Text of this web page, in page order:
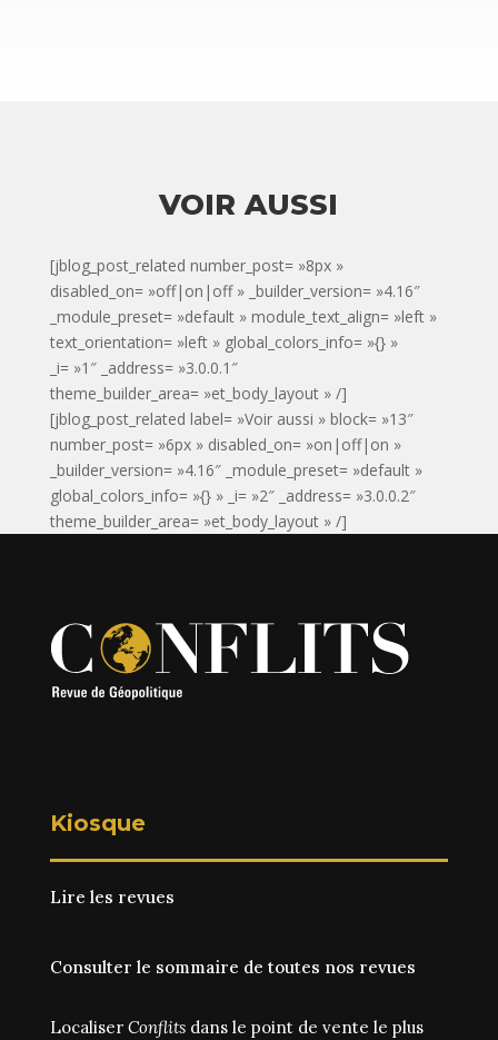
VOIR AUSSI
[jblog_post_related number_post= »8px »
disabled_on= »off|on|off » _builder_version= »4.16″
_module_preset= »default » module_text_align= »left »
text_orientation= »left » global_colors_info= »{} »
_i= »1″ _address= »3.0.0.1″
theme_builder_area= »et_body_layout » /]
[jblog_post_related label= »Voir aussi » block= »13″
number_post= »6px » disabled_on= »on|off|on »
_builder_version= »4.16″ _module_preset= »default »
global_colors_info= »{} » _i= »2″ _address= »3.0.0.2″
theme_builder_area= »et_body_layout » /]
Kiosque
Lire les revues
Consulter le sommaire de toutes nos revues
Localiser Conflitsdans le point de vente le plus